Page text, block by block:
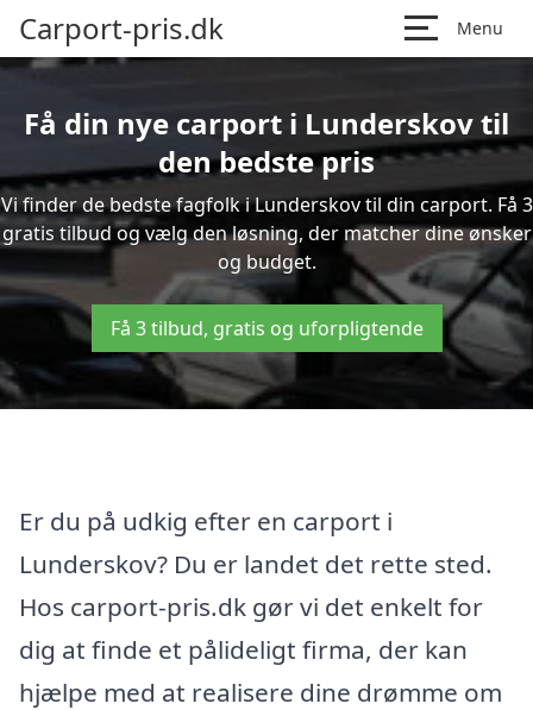
Carport-pris.dk Menu
Få din nye carport i Lunderskov til
den bedste pris
Vi finder de bedste fagfolk i Lunderskov til din carport. Få 3
gratis tilbud og vælg den løsning, der matcher dine ønsker
og budget.
Få 3 tilbud, gratis og uforpligtende
Er du på udkig efter en carport i
Lunderskov? Du er landet det rette sted.
Hos carport-pris.dk gør vi det enkelt for
dig at finde et pålideligt firma, der kan
hjælpe med at realisere dine drømme om